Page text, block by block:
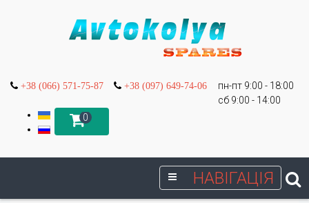
+38 (066) 571-75-87 +38 (097) 649-74-06
пн-пт 9:00 - 18:00
сб 9:00 - 14:00
0
НАВІГАЦІЯ